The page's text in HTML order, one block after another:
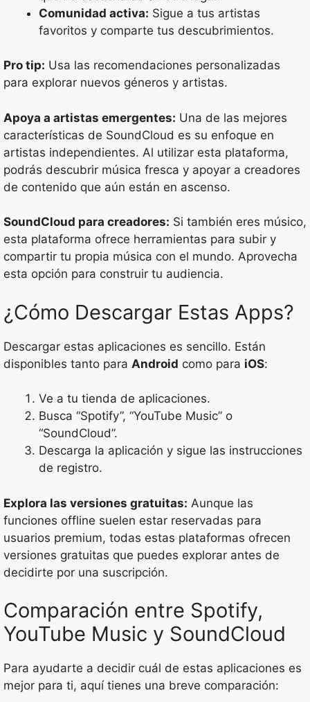
Comunidad activa: Sigue a tus artistas
favoritos y comparte tus descubrimientos.
Pro tip: Usa las recomendaciones personalizadas
para explorar nuevos géneros y artistas.
Apoya a artistas emergentes: Una de las mejores
características de SoundCloud es su enfoque en
artistas independientes. Al utilizar esta plataforma,
podrás descubrir música fresca y apoyar a creadores
de contenido que aún están en ascenso.
SoundCloud para creadores: Si también eres músico,
esta plataforma ofrece herramientas para subir y
compartir tu propia música con el mundo. Aprovecha
esta opción para construir tu audiencia.
¿Cómo Descargar Estas Apps?
Descargar estas aplicaciones es sencillo. Están
disponibles tanto para Android como para iOS:
Ve a tu tienda de aplicaciones.
Busca “Spotify”, “YouTube Music” o
“SoundCloud”.
Descarga la aplicación y sigue las instrucciones
de registro.
Explora las versiones gratuitas: Aunque las
funciones offline suelen estar reservadas para
usuarios premium, todas estas plataformas ofrecen
versiones gratuitas que puedes explorar antes de
decidirte por una suscripción.
Comparación entre Spotify,
YouTube Music y SoundCloud
Para ayudarte a decidir cuál de estas aplicaciones es
mejor para ti, aquí tienes una breve comparación: